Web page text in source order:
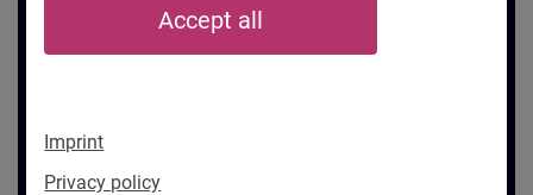
Accept all
Imprint
Privacy policy